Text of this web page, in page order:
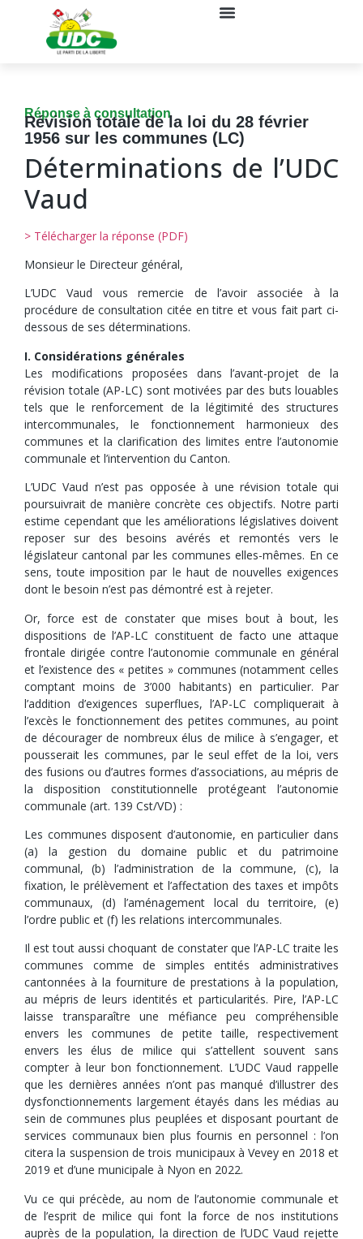
Réponse à consultation
Révision totale de la loi du 28 février
1956 sur les communes (LC)
Déterminations de l’UDC
Vaud
> Télécharger la réponse (PDF)
Monsieur le Directeur général,
L’UDC Vaud vous remercie de l’avoir associée à la
procédure de consultation citée en titre et vous fait part ci-
dessous de ses déterminations.
I. Considérations générales
Les modifications proposées dans l’avant-projet de la
révision totale (AP-LC) sont motivées par des buts louables
tels que le renforcement de la légitimité des structures
intercommunales, le fonctionnement harmonieux des
communes et la clarification des limites entre l’autonomie
communale et l’intervention du Canton.
L’UDC Vaud n’est pas opposée à une révision totale qui
poursuivrait de manière concrète ces objectifs. Notre parti
estime cependant que les améliorations législatives doivent
reposer sur des besoins avérés et remontés vers le
législateur cantonal par les communes elles-mêmes. En ce
sens, toute imposition par le haut de nouvelles exigences
dont le besoin n’est pas démontré est à rejeter.
Or, force est de constater que mises bout à bout, les
dispositions de l’AP-LC constituent de facto une attaque
frontale dirigée contre l’autonomie communale en général
et l’existence des « petites » communes (notamment celles
comptant moins de 3’000 habitants) en particulier. Par
l’addition d’exigences superflues, l’AP-LC compliquerait à
l’excès le fonctionnement des petites communes, au point
de décourager de nombreux élus de milice à s’engager, et
pousserait les communes, par le seul effet de la loi, vers
des fusions ou d’autres formes d’associations, au mépris de
la disposition constitutionnelle protégeant l’autonomie
communale (art. 139 Cst/VD) :
Les communes disposent d’autonomie, en particulier dans
(a) la gestion du domaine public et du patrimoine
communal, (b) l’administration de la commune, (c), la
fixation, le prélèvement et l’affectation des taxes et impôts
communaux, (d) l’aménagement local du territoire, (e)
l’ordre public et (f) les relations intercommunales.
Il est tout aussi choquant de constater que l’AP-LC traite les
communes comme de simples entités administratives
cantonnées à la fourniture de prestations à la population,
au mépris de leurs identités et particularités. Pire, l’AP-LC
laisse transparaître une méfiance peu compréhensible
envers les communes de petite taille, respectivement
envers les élus de milice qui s’attellent souvent sans
compter à leur bon fonctionnement. L’UDC Vaud rappelle
que les dernières années n’ont pas manqué d’illustrer des
dysfonctionnements largement étayés dans les médias au
sein de communes plus peuplées et disposant pourtant de
services communaux bien plus fournis en personnel : l’on
citera la suspension de trois municipaux à Vevey en 2018 et
2019 et d’une municipale à Nyon en 2022.
Vu ce qui précède, au nom de l’autonomie communale et
de l’esprit de milice qui font la force de nos institutions
auprès de la population, la direction de l’UDC Vaud rejette